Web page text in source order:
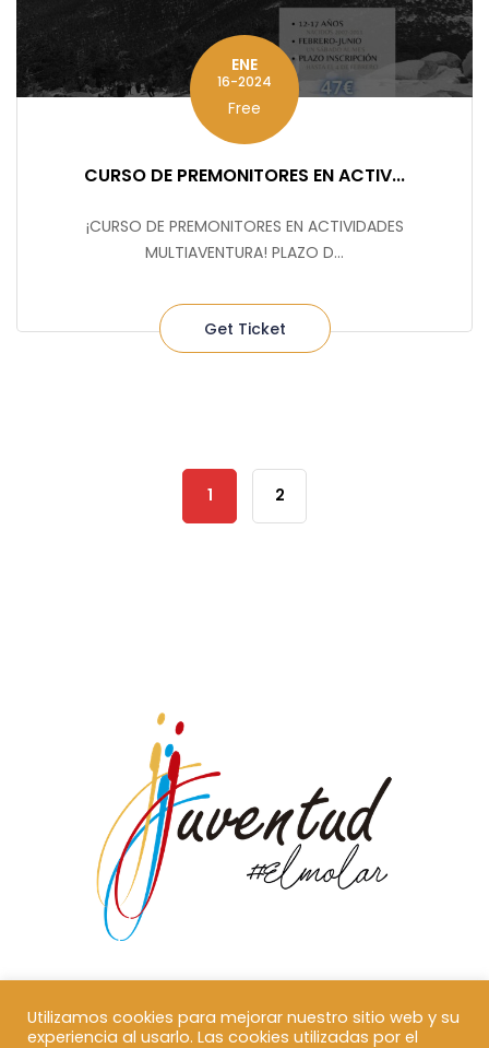
ENE
16-2024
Free
CURSO DE PREMONITORES EN ACTIV...
¡CURSO DE PREMONITORES EN ACTIVIDADES
MULTIAVENTURA! PLAZO D...
Get Ticket
1 2
Utilizamos cookies para mejorar nuestro sitio web y su
experiencia al usarlo. Las cookies utilizadas por el